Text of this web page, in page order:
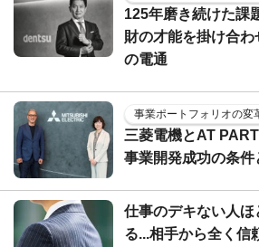
125年磨き続けた課
財の才能を掛け合
の電通
事業ポートフォリオの変
三菱電機とAT
事業開発成功の条件
仕事のデキない人
る...相手から全く信